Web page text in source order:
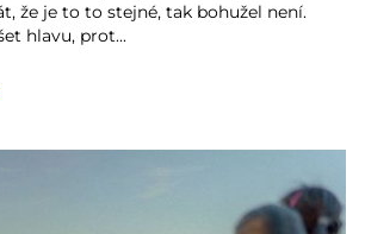
že je to to stejné, tak bohužel není.
hlavu, prot...